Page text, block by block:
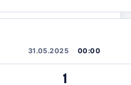
31.05.2025 00:00
1